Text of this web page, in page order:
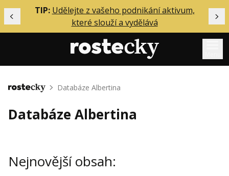
Předchozí
TIP: Udělejte z vašeho podnikání aktivum,
které slouží a vydělává
Mentoring
Solo
Inzerce
Domů Databáze Albertina
Databáze Albertina
Nejnovější obsah: